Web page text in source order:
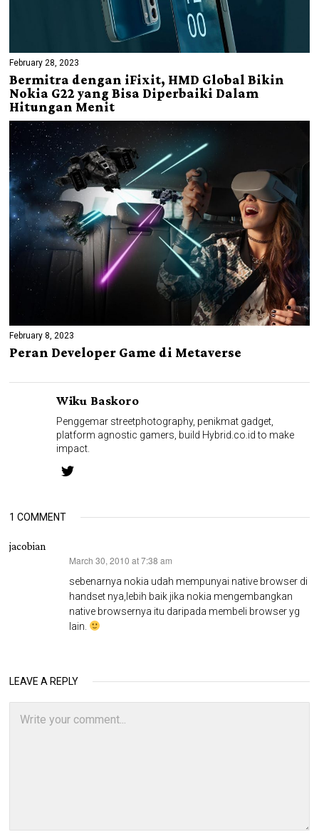
February 28, 2023
Bermitra dengan iFixit, HMD Global Bikin
Nokia G22 yang Bisa Diperbaiki Dalam
Hitungan Menit
February 8, 2023
Peran Developer Game di Metaverse
Wiku Baskoro
Penggemar streetphotography, penikmat gadget,
platform agnostic gamers, build Hybrid.co.id to make
impact.
1 COMMENT
jacobian
March 30, 2010 at 7:38 am
sebenarnya nokia udah mempunyai native browser di
handset nya,lebih baik jika nokia mengembangkan
native browsernya itu daripada membeli browser yg
lain.
LEAVE A REPLY